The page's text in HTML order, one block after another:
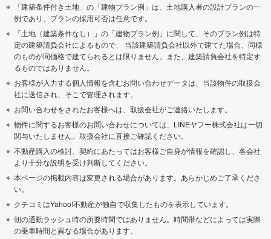
「建築条件付き土地」の「建物プラン例」は、土地購入者の設計プランの一
例であり、プランの採用可否は任意です。
「土地（建築条件なし）」の「建物プラン例」に関して、そのプラン例は特
定の建築請負会社によるもので、 当該建築請負会社以外で建てた場合、同様
のものが同価格で建てられるとは限りません。また、建築請負会社を特定す
るものではありません。
お客様が入力する個人情報を含むお問い合わせデータは、当該物件の取扱会
社に送信され、そこで管理されます。
お問い合わせをされたお客様へは、取扱会社がご連絡いたします。
物件に関するお客様のお問い合わせについては、LINEヤフー株式会社は一切
関与いたしません。取扱会社に直接ご確認ください。
不動産購入の検討、契約にあたってはお客様ご自身が情報を確認し、各会社
より十分な説明を受け判断してください。
本ページの掲載内容は変更される場合があります。あらかじめご了承くださ
い。
クチコミはYahoo!不動産が独自で収集したものを表示しています。
朝の通勤ラッシュ時の所要時間ではありません。時間帯などによっては実際
の乗車時間と異なる場合があります。